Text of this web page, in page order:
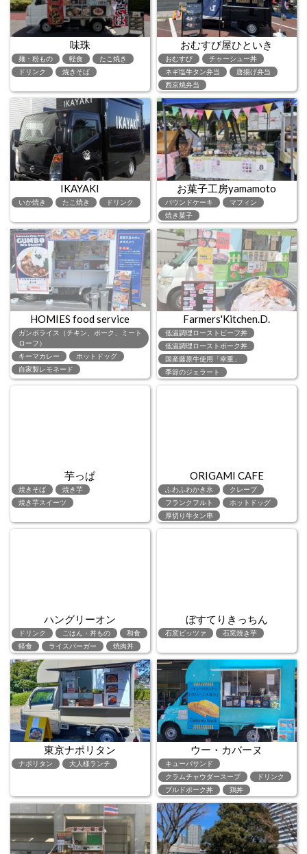
味珠
麺・粉もの 軽食
たこ焼き
ドリンク
焼きそば
おむすび屋ひといき
おむすび
チャーシュー丼
ネギ塩牛タン弁当
唐揚げ弁当
西京焼弁当
IKAYAKI
いか焼き たこ焼き ドリンク
お菓子工房yamamoto
パウンドケーキ
マフィン
焼き菓子
HOMIES food service
ガンボライス（チキン、ポーク、ミート
ローフ）
キーマカレー
ホットドッグ
自家製レモネード
Farmers'Kitchen.D.
低温調理ローストビーフ丼
低温調理ローストポーク丼
国産藤原牛使用「幸重」
季節のジェラート
芋っぱ
焼きそば
焼き芋
焼き芋スイーツ
ORIGAMI CAFE
ふわふわかき氷
クレープ
フランクフルト
ホットドッグ
厚切り牛タン串
ハングリーオン
ドリンク ごはん・丼もの
和食
軽食
ライスバーガー 焼肉丼
ぼすてりきっちん
石窯ピッツァ 石窯焼き芋
東京ナポリタン
ナポリタン 大人様ランチ
ウー・カバーヌ
キューバサンド
クラムチャウダースープ
ドリンク
プルドポーク丼
鶏丼